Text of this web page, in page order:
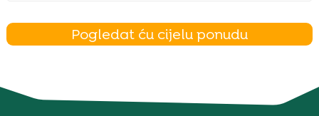
Pogledat ću cijelu ponudu